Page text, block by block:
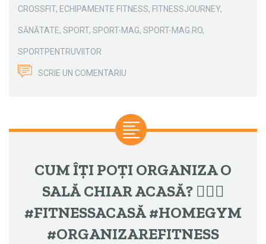
CROSSFIT, ECHIPAMENTE FITNESS, FITNESSJOURNEY,
SĂNĂTATE, SPORT, SPORT-MAG, SPORT-MAG.RO,
SPORTPENTRUVIITOR
SCRIE UN COMENTARIU
CUM ÎȚI POȚI ORGANIZA O
SALĂ CHIAR ACASĂ? 🏋️‍♂️💪
#FITNESSACASĂ #HOMEGYM
#ORGANIZAREFITNESS